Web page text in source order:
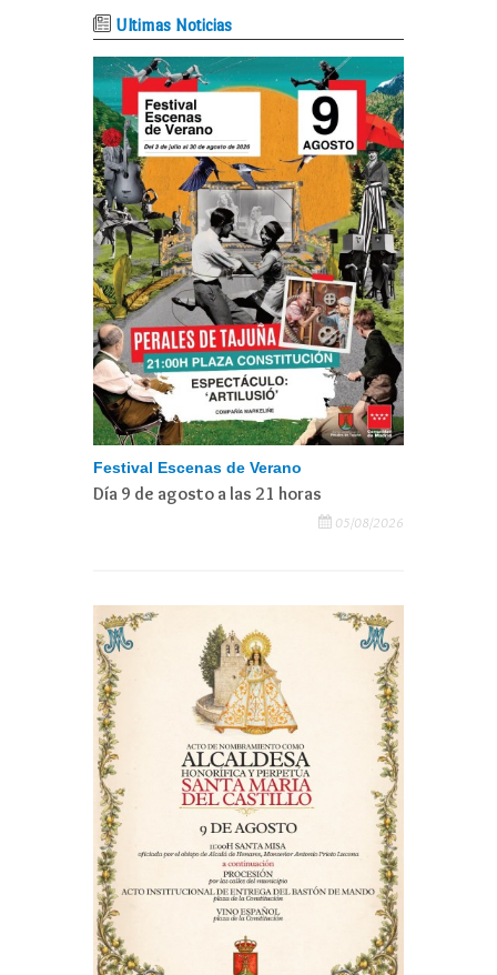
Ultimas Noticias
Festival Escenas de Verano
Día 9 de agosto a las 21 horas
05/08/2026